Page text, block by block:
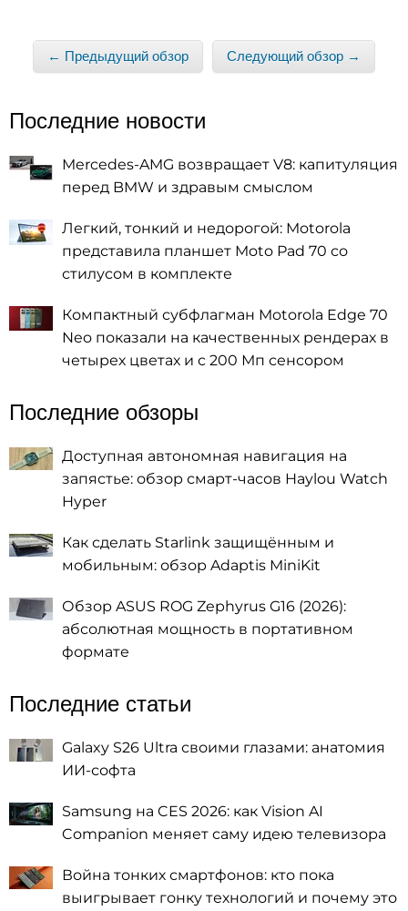
← Предыдущий обзор Следующий обзор →
Последние новости
Mercedes-AMG возвращает V8: капитуляция
перед BMW и здравым смыслом
Легкий, тонкий и недорогой: Motorola
представила планшет Moto Pad 70 со
стилусом в комплекте
Компактный субфлагман Motorola Edge 70
Neo показали на качественных рендерах в
четырех цветах и с 200 Мп сенсором
Последние обзоры
Доступная автономная навигация на
запястье: обзор смарт-часов Haylou Watch
Hyper
Как сделать Starlink защищённым и
мобильным: обзор Adaptis MiniKit
Обзор ASUS ROG Zephyrus G16 (2026):
абсолютная мощность в портативном
формате
Последние статьи
Galaxy S26 Ultra своими глазами: анатомия
ИИ-софта
Samsung на CES 2026: как Vision AI
Companion меняет саму идею телевизора
Война тонких смартфонов: кто пока
выигрывает гонку технологий и почему это